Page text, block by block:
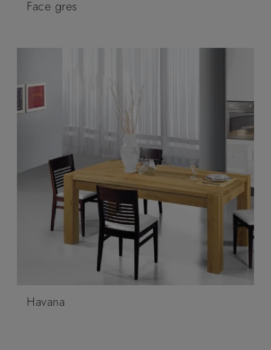
Face gres
Havana